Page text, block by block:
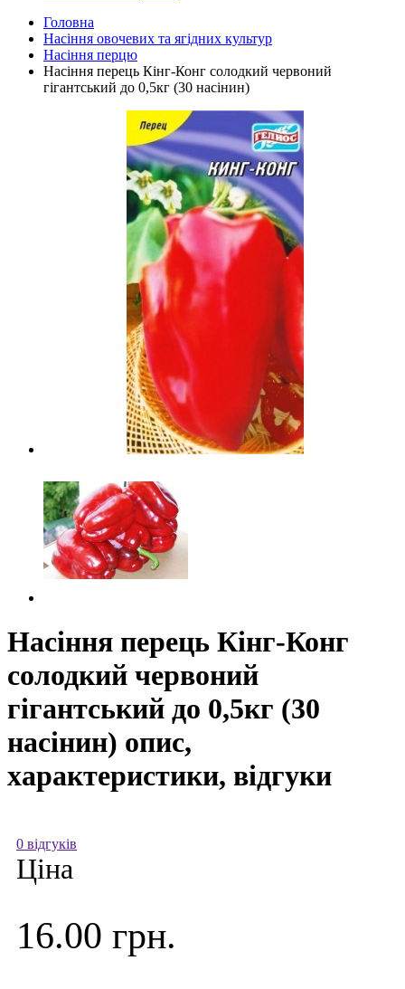
Головна
Насіння овочевих та ягідних культур
Насіння перцю
Насіння перець Кінг-Конг солодкий червоний
гігантський до 0,5кг (30 насінин)
Насіння перець Кінг-Конг
солодкий червоний
гігантський до 0,5кг (30
насінин) опис,
характеристики, відгуки
0 відгуків
Ціна
16.00 грн.